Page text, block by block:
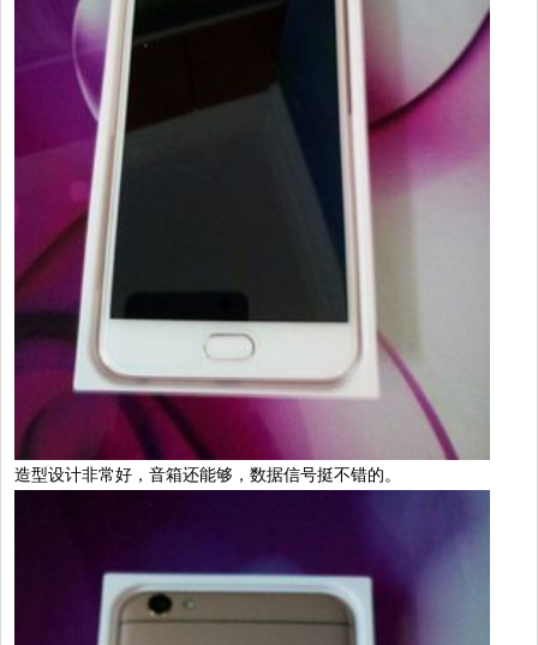
造型设计非常好，音箱还能够，数据信号挺不错的。